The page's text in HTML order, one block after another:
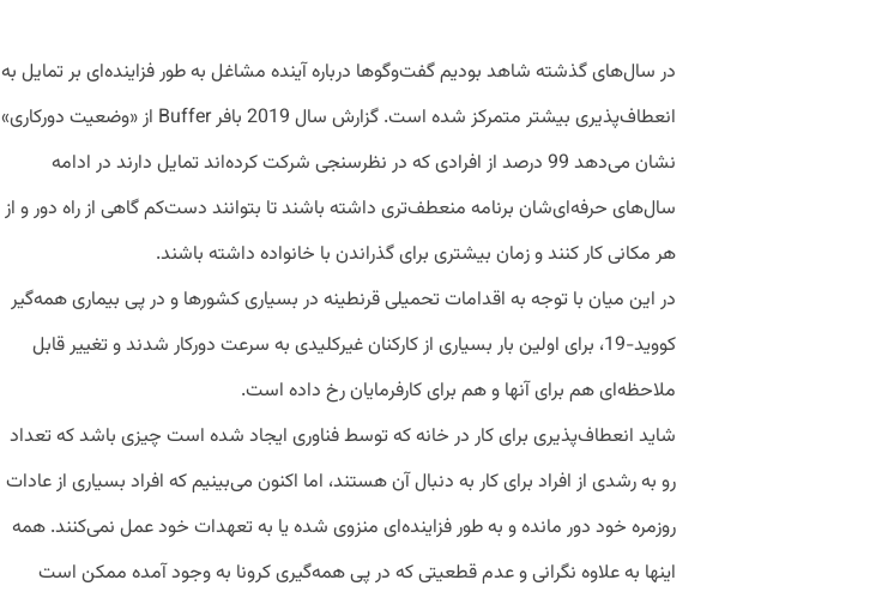
در سال‌های گذشته شاهد بودیم گفت‌وگوها درباره آینده مشاغل به طور فزاینده‌ای بر تمایل به
انعطاف‌پذیری بیشتر متمرکز شده است. گزارش سال 2019 بافر Buffer از «وضعیت دورکاری»
نشان می‌دهد 99 درصد از افرادی که در نظرسنجی شرکت کرده‌اند تمایل دارند در ادامه
سال‌های حرفه‌ای‌شان برنامه منعطف‌تری داشته باشند تا بتوانند دست‌کم گاهی از راه دور و از
هر مکانی کار کنند و زمان بیشتری برای گذراندن با خانواده داشته باشند.
در این میان با توجه به اقدامات تحمیلی قرنطینه در بسیاری کشورها و در پی بیماری همه‌گیر
کووید-19، برای اولین بار بسیاری از کارکنان غیرکلیدی به سرعت دورکار شدند و تغییر قابل
ملاحظه‌ای هم برای آنها و هم برای کارفرمایان رخ داده است.
شاید انعطاف‌پذیری برای کار در خانه که توسط فناوری ایجاد شده است چیزی باشد که تعداد
رو به رشدی از افراد برای کار به دنبال آن هستند، اما اکنون می‌بینیم که افراد بسیاری از عادات
روزمره خود دور مانده و به طور فزاینده‌ای منزوی شده یا به تعهدات خود عمل نمی‌کنند. همه
اینها به علاوه نگرانی و عدم قطعیتی که در پی همه‌گیری کرونا به وجود آمده ممکن است